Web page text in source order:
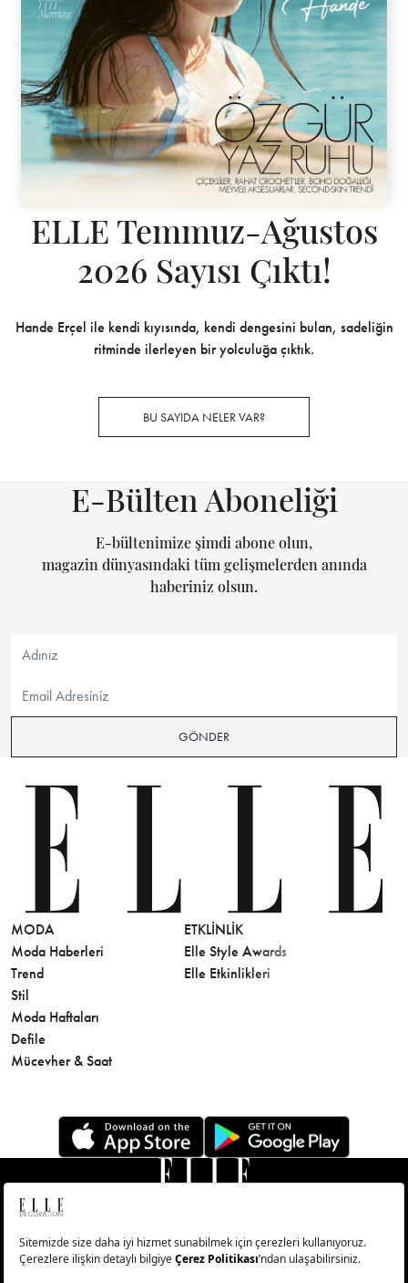
ELLE Temmuz-Ağustos
2026 Sayısı Çıktı!
Hande Erçel ile kendi kıyısında, kendi dengesini bulan, sadeliğin
ritminde ilerleyen bir yolculuğa çıktık.
BU SAYIDA NELER VAR?
E-Bülten Aboneliği
E-bültenimize şimdi abone olun,
magazin dünyasındaki tüm gelişmelerden anında
haberiniz olsun.
GÖNDER
MODA
Moda Haberleri
Trend
Stil
Moda Haftaları
Defile
Mücevher & Saat
ETKLINLIK
Elle Style Awards
Elle Etkinlikleri